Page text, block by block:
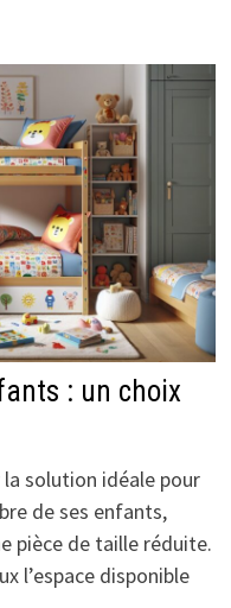
: un choix
solution idéale pour
de ses enfants,
pièce de taille réduite.
l’espace disponible